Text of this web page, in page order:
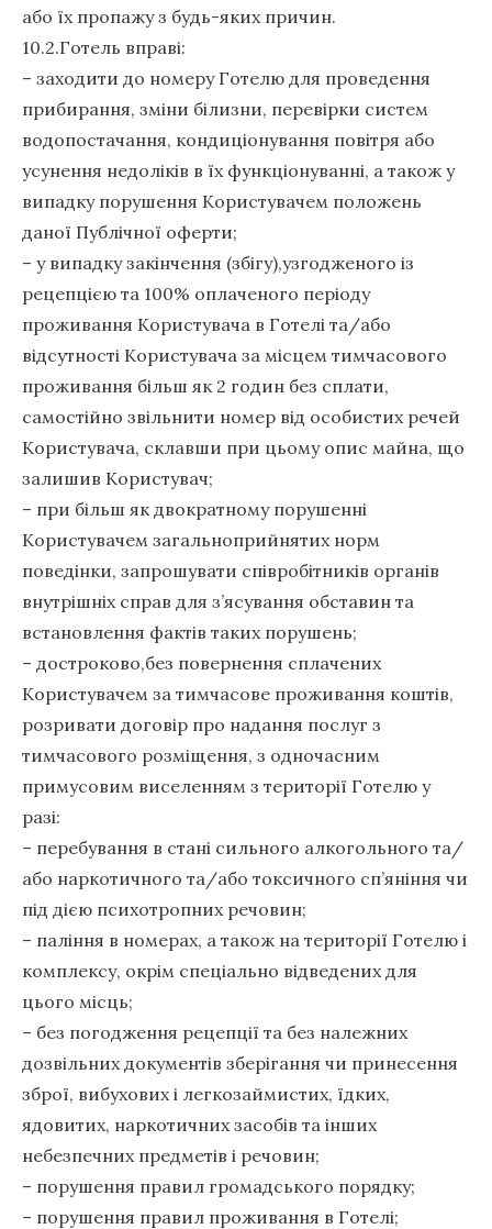
або їх пропажу з будь-яких причин.
10.2.Готель вправі:
– заходити до номеру Готелю для проведення
прибирання, зміни білизни, перевірки систем
водопостачання, кондиціонування повітря або
усунення недоліків в їх функціонуванні, а також у
випадку порушення Користувачем положень
даної Публічної оферти;
– у випадку закінчення (збігу),узгодженого із
рецепцією та 100% оплаченого періоду
проживання Користувача в Готелі та/або
відсутності Користувача за місцем тимчасового
проживання більш як 2 годин без сплати,
самостійно звільнити номер від особистих речей
Користувача, склавши при цьому опис майна, що
залишив Користувач;
– при більш як двократному порушенні
Користувачем загальноприйнятих норм
поведінки, запрошувати співробітників органів
внутрішніх справ для з’ясування обставин та
встановлення фактів таких порушень;
– достроково,без повернення сплачених
Користувачем за тимчасове проживання коштів,
розривати договір про надання послуг з
тимчасового розміщення, з одночасним
примусовим виселенням з території Готелю у
разі:
– перебування в стані сильного алкогольного та/
або наркотичного та/або токсичного сп’яніння чи
під дією психотропних речовин;
– паління в номерах, а також на території Готелю і
комплексу, окрім спеціально відведених для
цього місць;
– без погодження рецепції та без належних
дозвільних документів зберігання чи принесення
зброї, вибухових і легкозаймистих, їдких,
ядовитих, наркотичних засобів та інших
небезпечних предметів і речовин;
– порушення правил громадського порядку;
– порушення правил проживання в Готелі;